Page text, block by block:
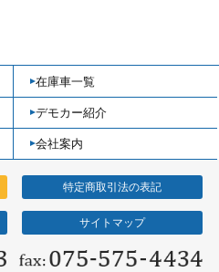
在庫車一覧
デモカー紹介
会社案内
特定商取引法の表記
サイトマップ